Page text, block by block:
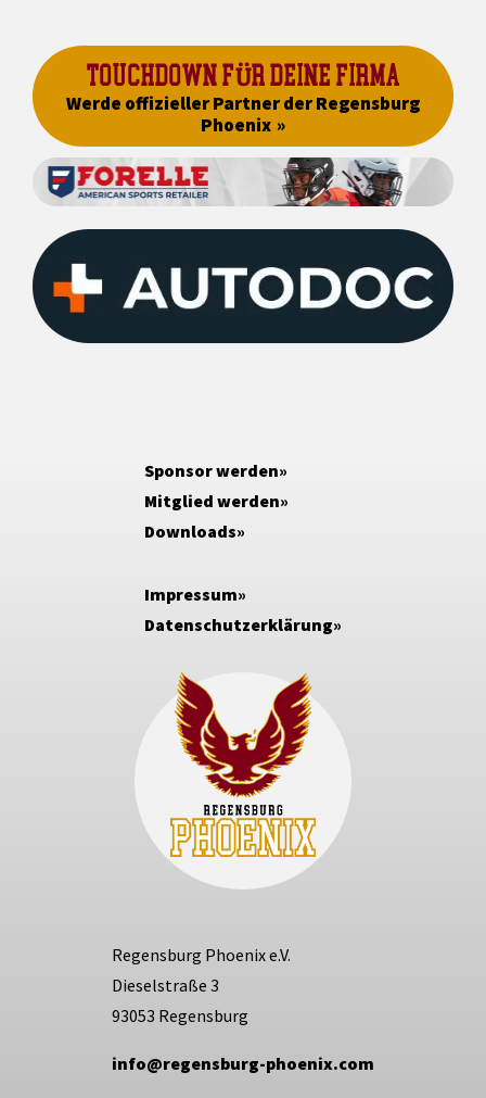
TOUCHDOWN FÜR DEINE FIRMA
Werde offizieller Partner der Regensburg
Phoenix
Regensburg Phoenix e.V.
Dieselstraße 3
93053 Regensburg
info@regensburg-phoenix.com
Sponsor werden
Mitglied werden
Downloads
Impressum
Datenschutzerklärung